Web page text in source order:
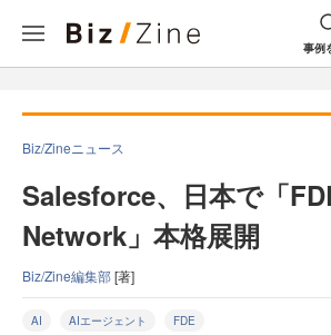
事例
Biz/Zineニュース
Salesforce、日本で「
Network」本格展開
Biz/Zine編集部[著]
AI AIエージェント FDE